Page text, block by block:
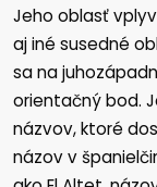
Jeho oblasť
aj iné susedné
sa na
orientačný bod.
názvov, ktoré
názov v